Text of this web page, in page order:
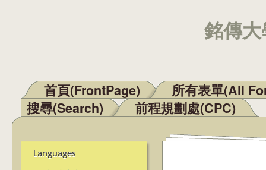
銘傳
Main menu
首頁(FrontPage)
所有表單(All
搜尋(Search)
前程規劃處(CPC)
Languages